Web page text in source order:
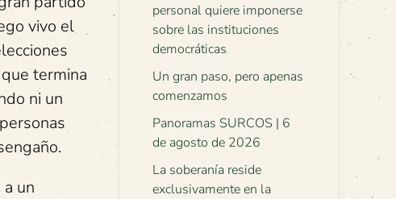
vivo el
termina
ni un
un
personal quiere imponerse
sobre las instituciones
democráticas
Un gran paso, pero apenas
comenzamos
Panoramas SURCOS | 6
de agosto de 2026
La soberanía reside
exclusivamente en la